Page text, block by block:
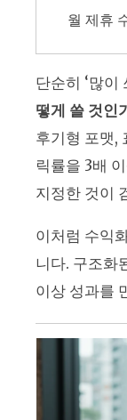
월 제휴
단순히 ‘많이
떻게 쓸 것인
후기형 포맷,
릭률을 3배
지정한 것이
이처럼 수익
니다. 구조화
이상 성과를